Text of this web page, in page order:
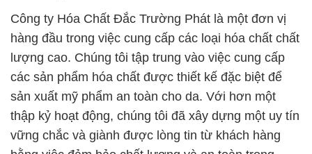
Công ty Hóa Chất Đắc Trường Phát là một đơn vị
hàng đầu trong việc cung cấp các loại hóa chất chất
lượng cao. Chúng tôi tập trung vào việc cung cấp
các sản phẩm hóa chất được thiết kế đặc biệt để
sản xuất mỹ phẩm an toàn cho da. Với hơn một
thập kỷ hoạt động, chúng tôi đã xây dựng một uy tín
vững chắc và giành được lòng tin từ khách hàng